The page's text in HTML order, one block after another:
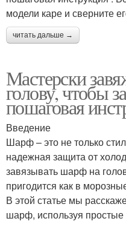
модели каре и сверните
читать дальше →
Мастерски
голову, чтобы
пошаговая
Введение
Шарф – это не только
надежная защита от
завязывать шарф на
пригодится как в
В этой статье мы
шарф, используя